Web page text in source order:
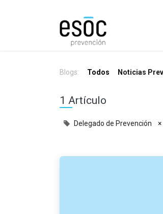
Blogs: Todos Noticias
1 Artículo
Delegado de Prevención ×